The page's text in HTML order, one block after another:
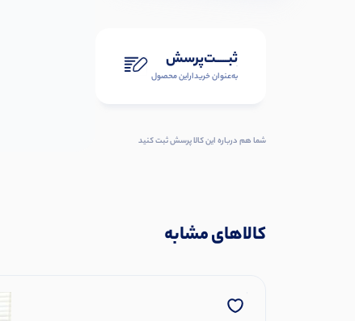
ثبـــــت‌پرسش
به‌عنوان ‌خریدار‌این‌ محصول
شما هم درباره این کالا پرسش ثبت کنید
کالاهای مشابه